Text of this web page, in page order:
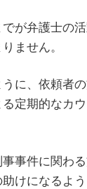
が弁護士の
ません。
に、依頼者
定期的なカ
事件に関わ
けになるよ